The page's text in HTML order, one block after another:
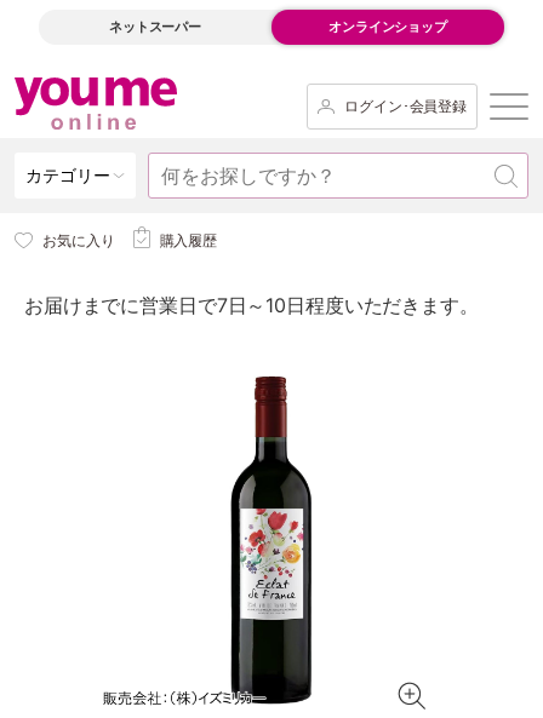
ネットスーパー オンラインショップ
ログイン･会員登録
カテゴリー
お気に入り 購入履歴
お届けまでに営業日で7日～10日程度いただきます。